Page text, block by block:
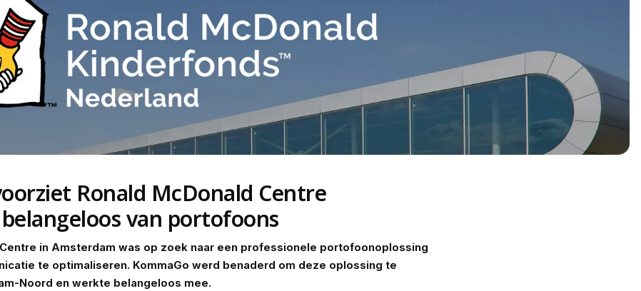
Ronald McDonald Centre
van portofoons
Centre in Amsterdam was op zoek naar een professionele portofoonoplossing
te optimaliseren. KommaGo werd benaderd om deze oplossing te
Noord en werkte belangeloos mee.